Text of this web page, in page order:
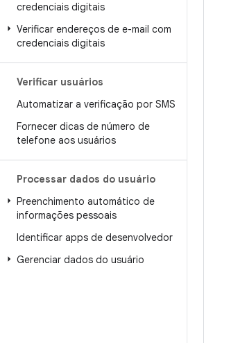
credenciais digitais
Verificar endereços de e-mail com
credenciais digitais
Verificar usuários
Automatizar a verificação por SMS
Fornecer dicas de número de
telefone aos usuários
Processar dados do usuário
Preenchimento automático de
informações pessoais
Identificar apps de desenvolvedor
Gerenciar dados do usuário